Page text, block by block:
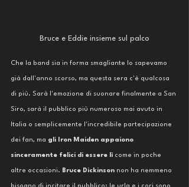
Bruce e Eddie insieme sul palco
Che la band sia in forma smagliante lo sapevamo
già dall'anno scorso, ma questa sera c'è qualcosa
di più. Sarà l'emozione di suonare finalmente a San
Siro, sarà il pubblico più numeroso mai avuto in
Italia o semplicemente l'incredibile partecipazione
dei fan, ma gli Iron Maiden appaiono
sinceramente felici di essere lì come in poche
altre occasioni. Bruce Dickinson non ha nemmeno